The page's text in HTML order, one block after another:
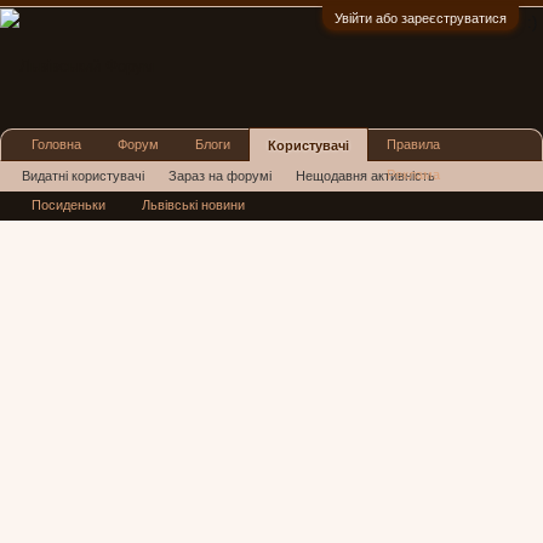
Увійти або зареєструватися
Головна Форум Блоги Користувачі
Видатні користувачі Зараз на форумі Нещодавня активність
Нові повідомлення профілю
Правила
Реклама
Посиденьки Львівські новини